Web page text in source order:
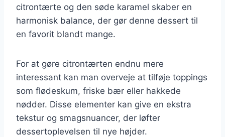
citrontærte og den søde karamel skaber en
harmonisk balance, der gør denne dessert til
en favorit blandt mange.
For at gøre citrontærten endnu mere
interessant kan man overveje at tilføje toppings
som flødeskum, friske bær eller hakkede
nødder. Disse elementer kan give en ekstra
tekstur og smagsnuancer, der løfter
dessertoplevelsen til nye højder.